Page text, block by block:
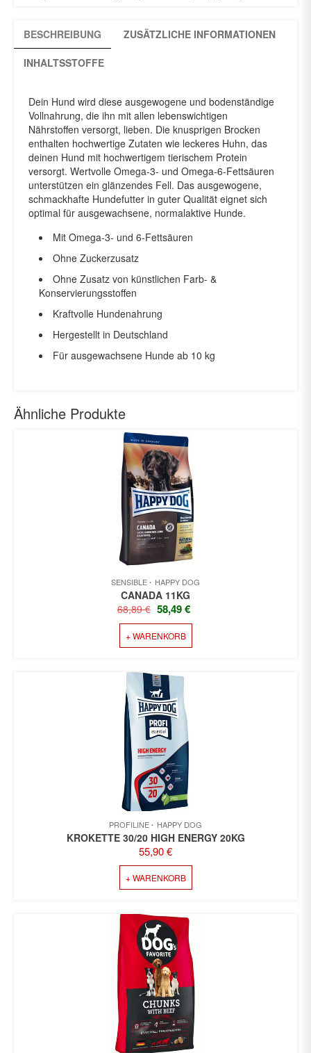
BESCHREIBUNG ZUSÄTZLICHE INFORMATIONEN
INHALTSSTOFFE
Dein Hund wird diese ausgewogene und bodenständige
Vollnahrung, die ihn mit allen lebenswichtigen
Nährstoffen versorgt, lieben. Die knusprigen Brocken
enthalten hochwertige Zutaten wie leckeres Huhn, das
deinen Hund mit hochwertigem tierischem Protein
versorgt. Wertvolle Omega-3- und Omega-6-Fettsäuren
unterstützen ein glänzendes Fell. Das ausgewogene,
schmackhafte Hundefutter in guter Qualität eignet sich
optimal für ausgewachsene, normalaktive Hunde.
Mit Omega-3- und 6-Fettsäuren
Ohne Zuckerzusatz
Ohne Zusatz von künstlichen Farb- &
Konservierungsstoffen
Kraftvolle Hundenahrung
Hergestellt in Deutschland
Für ausgewachsene Hunde ab 10 kg
Ähnliche Produkte
SENSIBLE HAPPY DOG
CANADA 11KG
68,89€ URSPRÜNGLICHER
PREIS
WAR:
68,89 €
58,49€
+ WARENKORB
PROFILINE HAPPY DOG
KROKETTE 30/20 HIGH ENERGY 20KG
55,90€
+ WARENKORB